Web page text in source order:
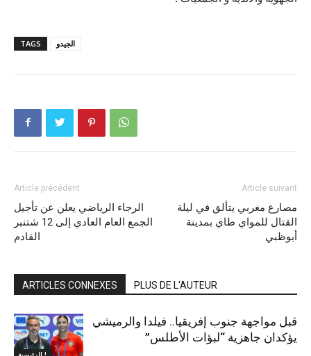
TAGS الجيدو
Article précédent
الرجاء الرياضي يعلن عن تأجيل
الجمع العام العادي إلى 12 شتنبر
القادم
Article suivant
مصارع مغربي يتألق في ليلة
القتال للمواي طاي بمدينة
أبوظبي
ARTICLES CONNEXES PLUS DE L'AUTEUR
قبل مواجهة جنوب إفريقيا.. فيلدا والرميشي
يؤكدان جاهزية “لبؤات الأطلس”